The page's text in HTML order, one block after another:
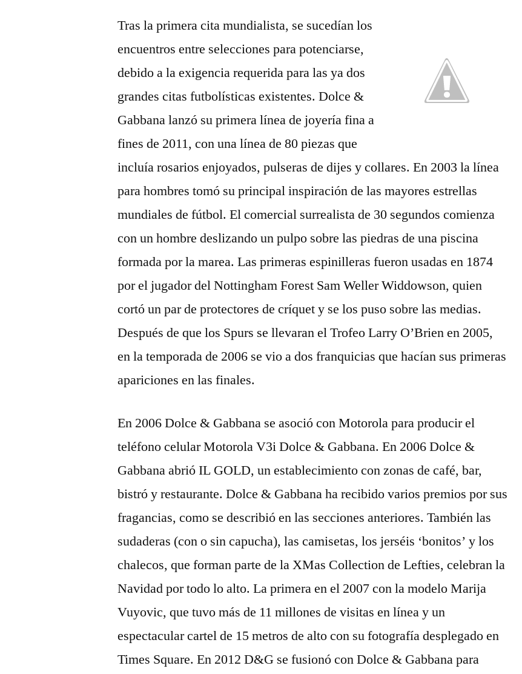
Tras la primera cita mundialista, se sucedían los
encuentros entre selecciones para potenciarse,
debido a la exigencia requerida para las ya dos
grandes citas futbolísticas existentes. Dolce &
Gabbana lanzó su primera línea de joyería fina a
fines de 2011, con una línea de 80 piezas que
incluía rosarios enjoyados, pulseras de dijes y collares. En 2003 la línea
para hombres tomó su principal inspiración de las mayores estrellas
mundiales de fútbol. El comercial surrealista de 30 segundos comienza
con un hombre deslizando un pulpo sobre las piedras de una piscina
formada por la marea. Las primeras espinilleras fueron usadas en 1874
por el jugador del Nottingham Forest Sam Weller Widdowson, quien
cortó un par de protectores de críquet y se los puso sobre las medias.
Después de que los Spurs se llevaran el Trofeo Larry O’Brien en 2005,
en la temporada de 2006 se vio a dos franquicias que hacían sus primeras
apariciones en las finales.
En 2006 Dolce & Gabbana se asoció con Motorola para producir el
teléfono celular Motorola V3i Dolce & Gabbana. En 2006 Dolce &
Gabbana abrió IL GOLD, un establecimiento con zonas de café, bar,
bistró y restaurante. Dolce & Gabbana ha recibido varios premios por sus
fragancias, como se describió en las secciones anteriores. También las
sudaderas (con o sin capucha), las camisetas, los jerséis ‘bonitos’ y los
chalecos, que forman parte de la XMas Collection de Lefties, celebran la
Navidad por todo lo alto. La primera en el 2007 con la modelo Marija
Vuyovic, que tuvo más de 11 millones de visitas en línea y un
espectacular cartel de 15 metros de alto con su fotografía desplegado en
Times Square. En 2012 D&G se fusionó con Dolce & Gabbana para